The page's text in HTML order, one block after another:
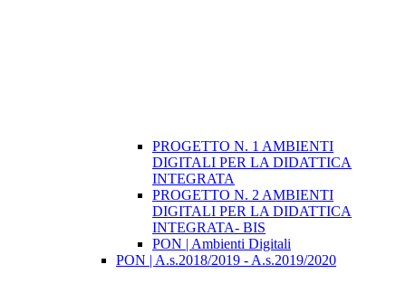
PROGETTO N. 1 AMBIENTI
DIGITALI PER LA DIDATTICA
INTEGRATA
PROGETTO N. 2 AMBIENTI
DIGITALI PER LA DIDATTICA
INTEGRATA- BIS
PON | Ambienti Digitali
PON | A.s.2018/2019 - A.s.2019/2020